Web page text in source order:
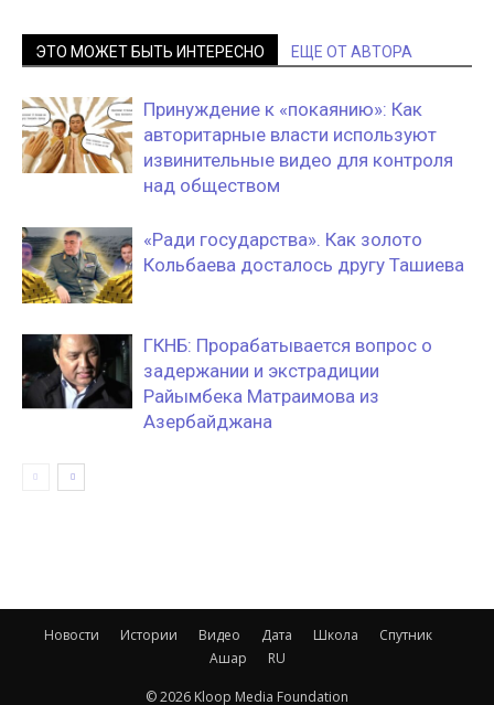
ЭТО МОЖЕТ БЫТЬ ИНТЕРЕСНО ЕЩЕ ОТ АВТОРА
Принуждение к «покаянию»: Как
авторитарные власти используют
извинительные видео для контроля
над обществом
«Ради государства». Как золото
Кольбаева досталось другу Ташиева
ГКНБ: Прорабатывается вопрос о
задержании и экстрадиции
Райымбека Матраимова из
Азербайджана
Новости Истории Видео Дата Школа
Спутник
Ашар
RU
© 2026 Kloop Media Foundation